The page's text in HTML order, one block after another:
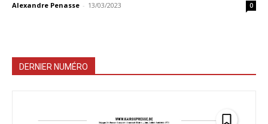
Alexandre Penasse - 13/03/2023 0
DERNIER NUMÉRO